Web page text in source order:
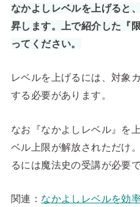
なかよしレベルを上げると
昇します。上で紹介した『
ってください。
レベルを上げるには、対象
する必要があります。
なお『なかよしレベル』を
ベル上限が解放されただけ
るには魔法史の受講が必要で
関連： なかよしレベルを効